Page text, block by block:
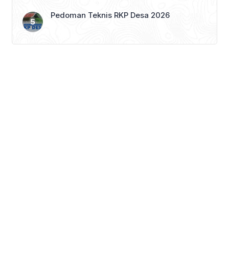
Pedoman Teknis RKP Desa 2026